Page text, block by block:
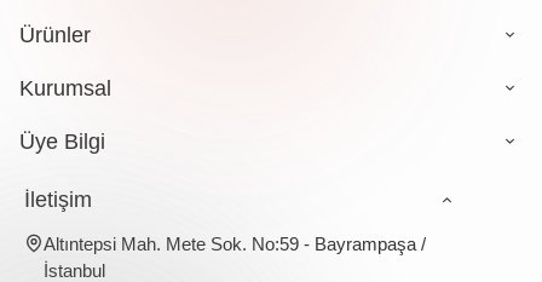
Ürünler
Kurumsal
Üye Bilgi
İletişim
Altıntepsi Mah. Mete Sok. No:59 - Bayrampaşa /
İstanbul